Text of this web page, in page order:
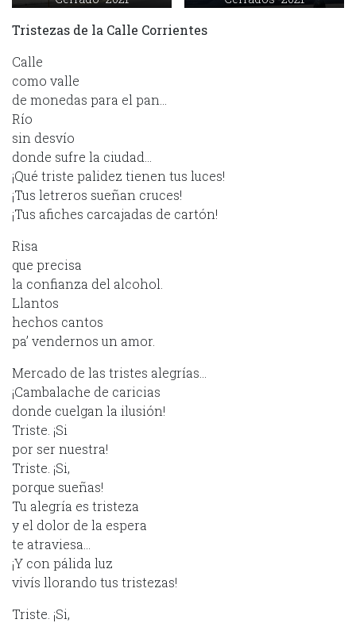
Tristezas de la Calle Corrientes
Calle
como valle
de monedas para el pan…
Río
sin desvío
donde sufre la ciudad…
¡Qué triste palidez tienen tus luces!
¡Tus letreros sueñan cruces!
¡Tus afiches carcajadas de cartón!
Risa
que precisa
la confianza del alcohol.
Llantos
hechos cantos
pa’ vendernos un amor.
Mercado de las tristes alegrías…
¡Cambalache de caricias
donde cuelgan la ilusión!
Triste. ¡Si
por ser nuestra!
Triste. ¡Si,
porque sueñas!
Tu alegría es tristeza
y el dolor de la espera
te atraviesa…
¡Y con pálida luz
vivís llorando tus tristezas!
Triste. ¡Si,